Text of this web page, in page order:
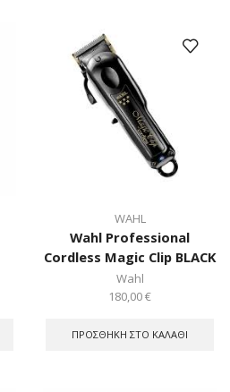
WAHL
Wahl Professional
Cordless Magic Clip BLACK
Wahl
180,00€
ΠΡΟΣΘΉΚΗ ΣΤΟ ΚΑΛΆΘΙ